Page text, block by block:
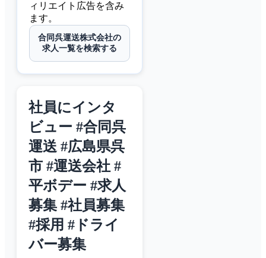
ィリエイト広告を含み
ます。
合同呉運送株式会社の
求人一覧を検索する
社員にインタ
ビュー #合同呉
運送 #広島県呉
市 #運送会社 #
平ボデー #求人
募集 #社員募集
#採用 #ドライ
バー募集